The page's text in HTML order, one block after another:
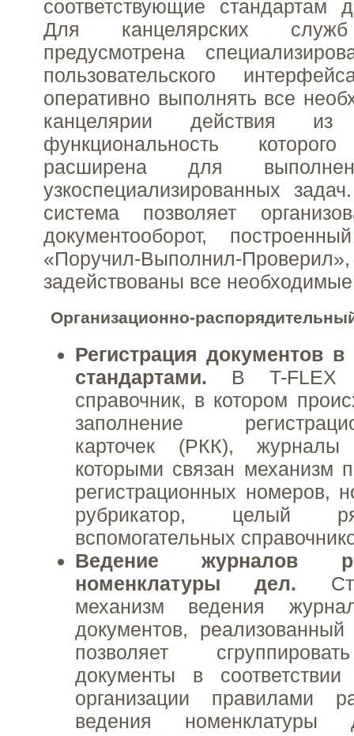
соответствующие стандартам
Для канцелярских
предусмотрена
пользовательского
оперативно выполнять все
канцелярии действия
функциональность
расширена для
узкоспециализированных
система позволяет
документооборот,
«Поручил-Выполнил-
задействованы все
Организационно-
Регистрация документов в
стандартами. В T-FLEX
справочник, в котором
заполнение
карточек (РКК), журналы
которыми связан механизм
регистрационных номеров,
рубрикатор, целый
вспомогательных
Ведение журналов
номенклатуры дел.
механизм ведения
документов,
позволяет
документы в
организации правилами
ведения номенклатуры